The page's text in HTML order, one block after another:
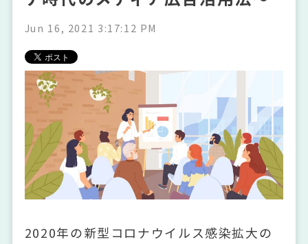
Jun 16, 2021 3:17:12 PM
2020年の新型コロナウイルス感染拡大の